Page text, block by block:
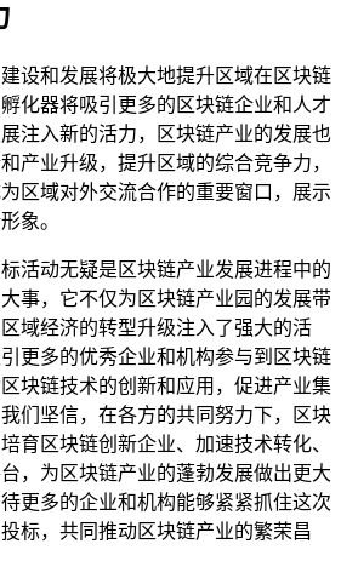
设和发展将极大地提升区域在区块链
化器将吸引更多的区块链企业和人才
注入新的活力，区块链产业的发展也
产业升级，提升区域的综合竞争力，
区域对外交流合作的重要窗口，展示
象。
活动无疑是区块链产业发展进程中的
事，它不仅为区块链产业园的发展带
域经济的转型升级注入了强大的活
更多的优秀企业和机构参与到区块链
块链技术的创新和应用，促进产业集
们坚信，在各方的共同努力下，区块
育区块链创新企业、加速技术转化、
，为区块链产业的蓬勃发展做出更大
更多的企业和机构能够紧紧抓住这次
标，共同推动区块链产业的繁荣昌